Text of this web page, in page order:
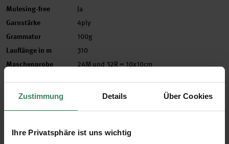
Zustimmung Details Über Cookies
Ihre Privatsphäre ist uns wichtig
Mulesing-free Ja
Garnstärke 4ply
Grammatur 100g
Lauflänge in m 310
Maschenprobe 24M und 32R = 10x10cm
Verbrauch Socken bis Gr. 46 = ca. 100g